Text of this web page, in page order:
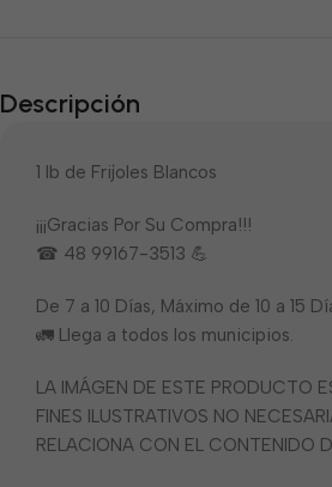
Descripción
1 lb de Frijoles Blancos
¡¡¡Gracias Por Su Compra!!!
☎ 48 99167-3513 💪
De 7 a 10 Días, Máximo de 10 a 15
🚛 Llega a todos los municipios.
LA IMÁGEN DE ESTE PRODUCTO
FINES ILUSTRATIVOS NO
RELACIONA CON EL CONTENIDO